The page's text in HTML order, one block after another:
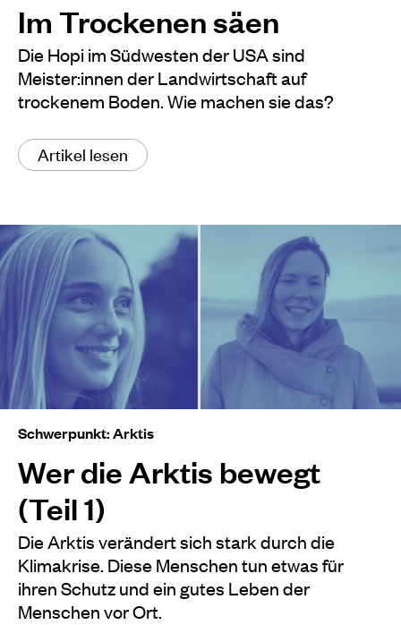
Im Trockenen säen
Die Hopi im Südwesten der USA sind
Meister:innen der Landwirtschaft auf
trockenem Boden. Wie machen sie das?
Artikel lesen
Schwerpunkt: Arktis
Wer die Arktis bewegt
(Teil 1)
Die Arktis verändert sich stark durch die
Klimakrise. Diese Menschen tun etwas für
ihren Schutz und ein gutes Leben der
Menschen vor Ort.